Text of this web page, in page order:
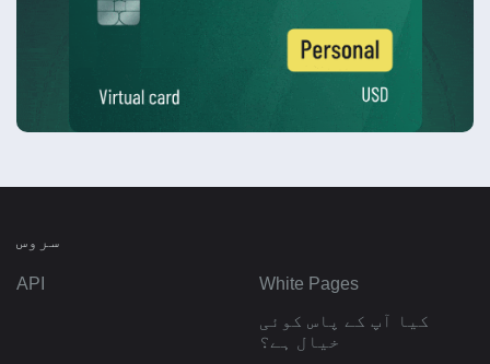
سروس
White Pages
API
کیا آپ کے پاس کوئی
خیال ہے؟